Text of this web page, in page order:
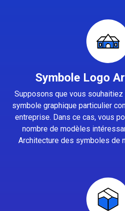
Symbole Logo
Supposons que vous
symbole graphique particulier
entreprise. Dans ce cas, vous
nombre de modèles
Architecture des symboles de